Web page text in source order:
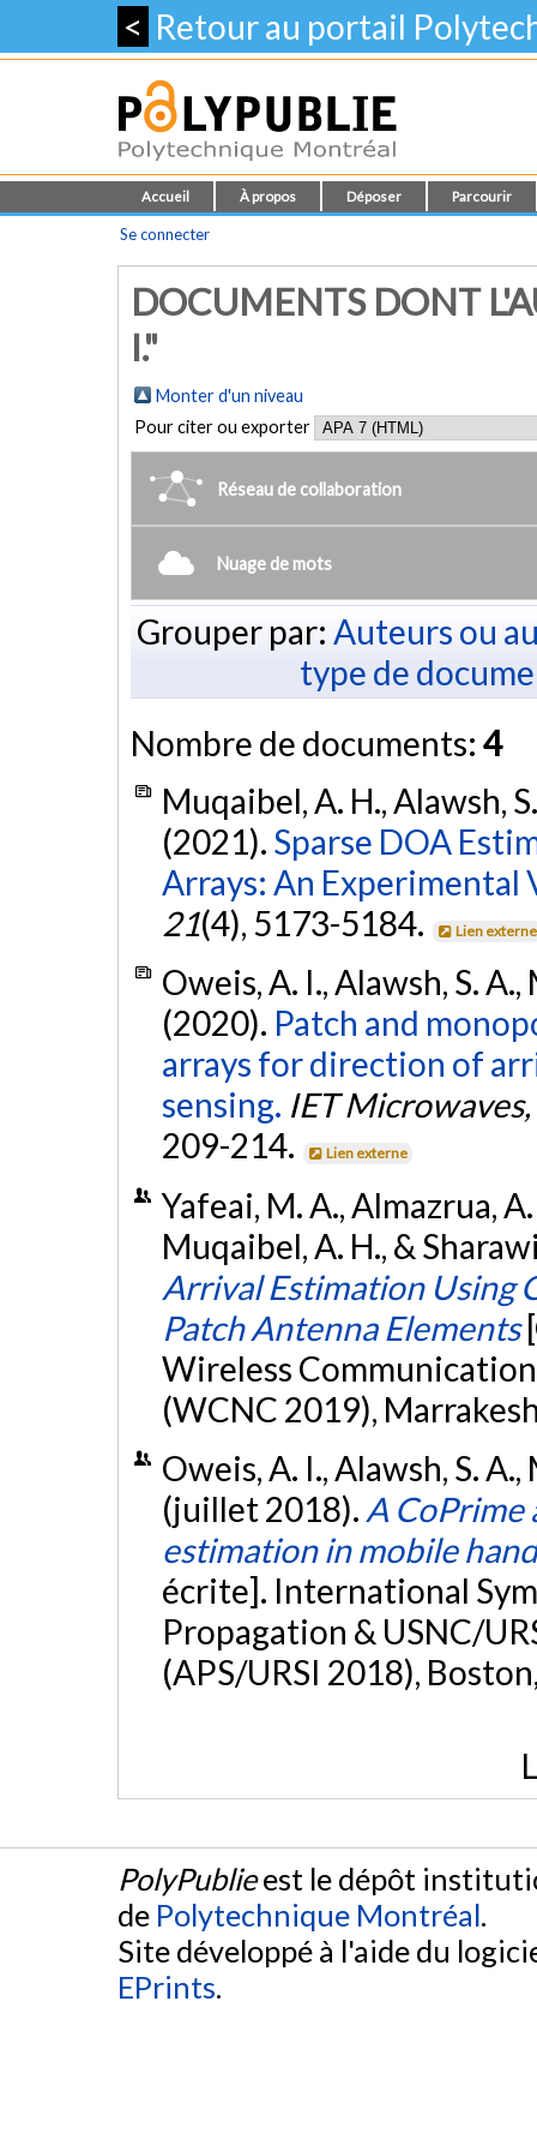
< Retour au portail
Accueil À propos Déposer Parcourir
Se connecter
DOCUMENTS DONT
I."
Monter d'un niveau
Pour citer ou exporter
Réseau de collaboration
Nuage de mots
Grouper par: Auteurs ou
type de
Nombre de documents: 4
Muqaibel, A. H., Alawsh,
(2021). Sparse DOA
Arrays: An Experimental
21(4), 5173-5184. Lien externe
Oweis, A. I., Alawsh, S.
(2020). Patch and
arrays for direction of
sensing. IET
209-214.
Lien externe
Yafeai, M. A., Almazrua,
Muqaibel, A. H., &
Arrival Estimation Using
Patch Antenna Elements
Wireless
(WCNC 2019),
Oweis, A. I., Alawsh, S.
(juillet 2018). A CoPrime
estimation in mobile
écrite]. International
Propagation & USNC/
(APS/URSI 2018),
PolyPublieest le dépôt
de Polytechnique Montréal.
Site développé à l'aide du
EPrints.